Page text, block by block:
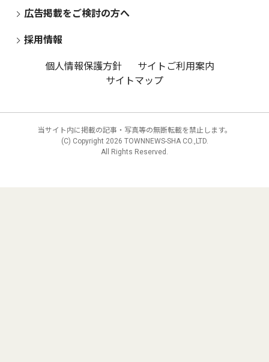
広告掲載をご検討の方へ
採用情報
個人情報保護方針
サイトご利用案内
サイトマップ
当サイト内に掲載の記事・写真等の無断転載を禁止します。
(C) Copyright 2026 TOWNNEWS-SHA CO.,LTD.
All Rights Reserved.